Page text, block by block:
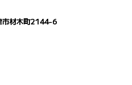
材木町2144-6